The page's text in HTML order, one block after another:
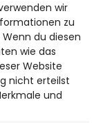
wir
zu
du diesen
wie das
Website
nicht erteilst
und